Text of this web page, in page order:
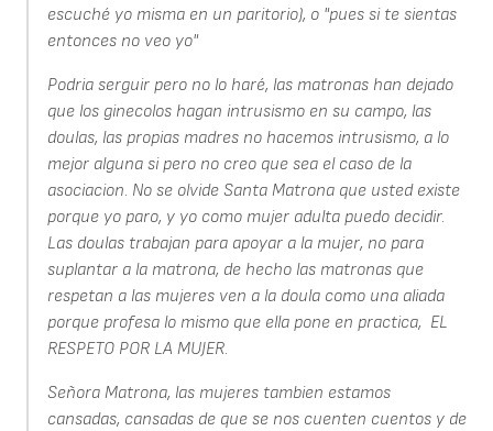
escuché yo misma en un paritorio), o "pues si te sientas
entonces no veo yo"
Podria serguir pero no lo haré, las matronas han dejado
que los ginecolos hagan intrusismo en su campo, las
doulas, las propias madres no hacemos intrusismo, a lo
mejor alguna si pero no creo que sea el caso de la
asociacion. No se olvide Santa Matrona que usted existe
porque yo paro, y yo como mujer adulta puedo decidir.
Las doulas trabajan para apoyar a la mujer, no para
suplantar a la matrona, de hecho las matronas que
respetan a las mujeres ven a la doula como una aliada
porque profesa lo mismo que ella pone en practica, EL
RESPETO POR LA MUJER.
Señora Matrona, las mujeres tambien estamos
cansadas, cansadas de que se nos cuenten cuentos y de